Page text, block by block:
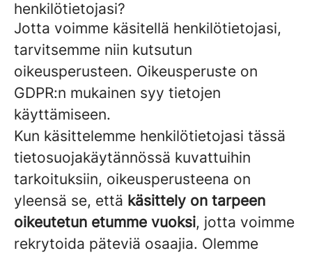
henkilötietojasi?
Jotta voimme käsitellä henkilötietojasi,
tarvitsemme niin kutsutun
oikeusperusteen. Oikeusperuste on
GDPR:n mukainen syy tietojen
käyttämiseen.
Kun käsittelemme henkilötietojasi tässä
tietosuojakäytännössä kuvattuihin
tarkoituksiin, oikeusperusteena on
yleensä se, että käsittely on tarpeen
oikeutetun etumme vuoksi, jotta voimme
rekrytoida päteviä osaajia. Olemme